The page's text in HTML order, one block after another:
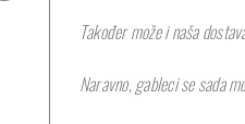
Također može i naša
Naravno, gableci se sada